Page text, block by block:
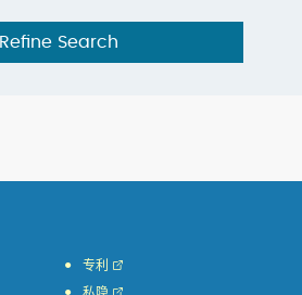
Refine Search
专利